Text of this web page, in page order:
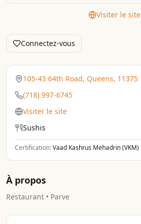
Visiter le site
Connectez-vous
105-43 64th Road, Queens, 11375
(718) 997-6745
Visiter le site
Sushis
Certification:Vaad Kashrus Mehadrin (VKM)
À propos
Restaurant • Parve